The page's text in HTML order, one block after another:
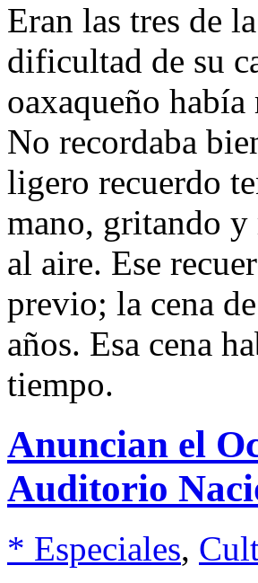
Eran las tres de
dificultad de su
oaxaqueño
No recordaba
ligero recuerdo
mano, gritando y
al aire. Ese
previo; la cena
años. Esa cena
tiempo.
Anuncian el
Auditorio
* Especiales,